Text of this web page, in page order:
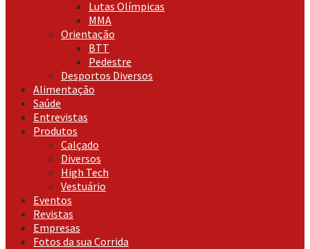
Lutas Olímpicas
MMA
Orientação
BTT
Pedestre
Desportos Diversos
Alimentação
Saúde
Entrevistas
Produtos
Calçado
Diversos
High Tech
Vestuário
Eventos
Revistas
Empresas
Fotos da sua Corrida